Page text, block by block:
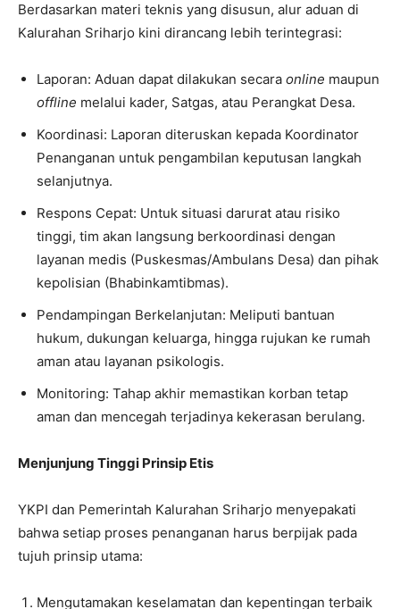
Berdasarkan materi teknis yang disusun, alur aduan di
Kalurahan Sriharjo kini dirancang lebih terintegrasi:
Laporan: Aduan dapat dilakukan secara online maupun
offline melalui kader, Satgas, atau Perangkat Desa.
Koordinasi: Laporan diteruskan kepada Koordinator
Penanganan untuk pengambilan keputusan langkah
selanjutnya.
Respons Cepat: Untuk situasi darurat atau risiko
tinggi, tim akan langsung berkoordinasi dengan
layanan medis (Puskesmas/Ambulans Desa) dan pihak
kepolisian (Bhabinkamtibmas).
Pendampingan Berkelanjutan: Meliputi bantuan
hukum, dukungan keluarga, hingga rujukan ke rumah
aman atau layanan psikologis.
Monitoring: Tahap akhir memastikan korban tetap
aman dan mencegah terjadinya kekerasan berulang.
Menjunjung Tinggi Prinsip Etis
YKPI dan Pemerintah Kalurahan Sriharjo menyepakati
bahwa setiap proses penanganan harus berpijak pada
tujuh prinsip utama:
Mengutamakan keselamatan dan kepentingan terbaik